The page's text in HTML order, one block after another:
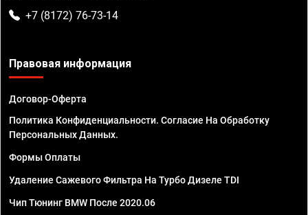
+7 (8172) 76-73-14
Правовая информация
Договор-Оферта
Политика Конфиденциальности. Согласие На Обработку
Персональных Данных.
Формы Оплаты
Удаление Сажевого Фильтра На Турбо Дизеле TDI
Чип Тюнинг BMW После 2020.06